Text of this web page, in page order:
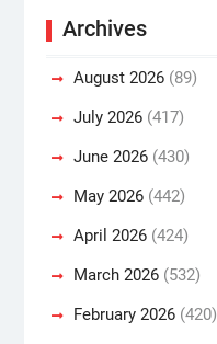
Archives
August 2026(89)
July 2026(417)
June 2026(430)
May 2026(442)
April 2026(424)
March 2026(532)
February 2026(420)